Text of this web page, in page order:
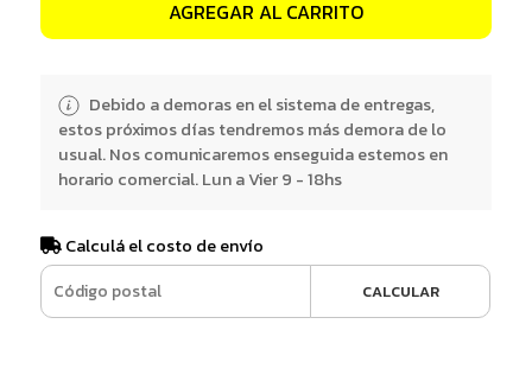
AGREGAR AL CARRITO
Debido a demoras en el sistema de entregas,
estos próximos días tendremos más demora de lo
usual. Nos comunicaremos enseguida estemos en
horario comercial. Lun a Vier 9 - 18hs
Calculá el costo de envío
CALCULAR